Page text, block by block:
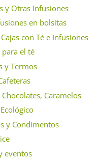
y Otras Infusiones
en bolsitas
con Té e Infusiones
para el té
y Termos
Chocolates, Caramelos
y Condimentos
eventos